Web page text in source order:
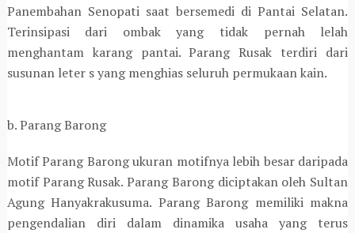
Panembahan Senopati saat bersemedi di Pantai Selatan.
Terinsipasi dari ombak yang tidak pernah lelah
menghantam karang pantai. Parang Rusak terdiri dari
susunan leter s yang menghias seluruh permukaan kain.
b. Parang Barong
Motif Parang Barong ukuran motifnya lebih besar daripada
motif Parang Rusak. Parang Barong diciptakan oleh Sultan
Agung Hanyakrakusuma. Parang Barong memiliki makna
pengendalian diri dalam dinamika usaha yang terus